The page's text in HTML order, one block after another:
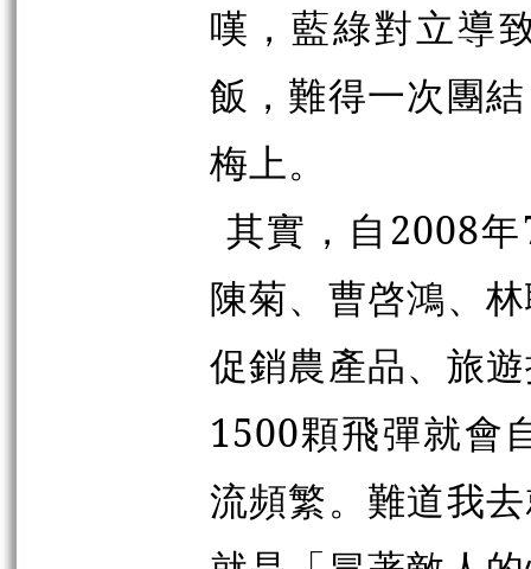
嘆，藍綠對立導
飯，難得一次團
梅上。
其實，自2008
陳菊、曹啓鴻、
促銷農產品、旅
1500顆飛彈就會
流頻繁。難道我